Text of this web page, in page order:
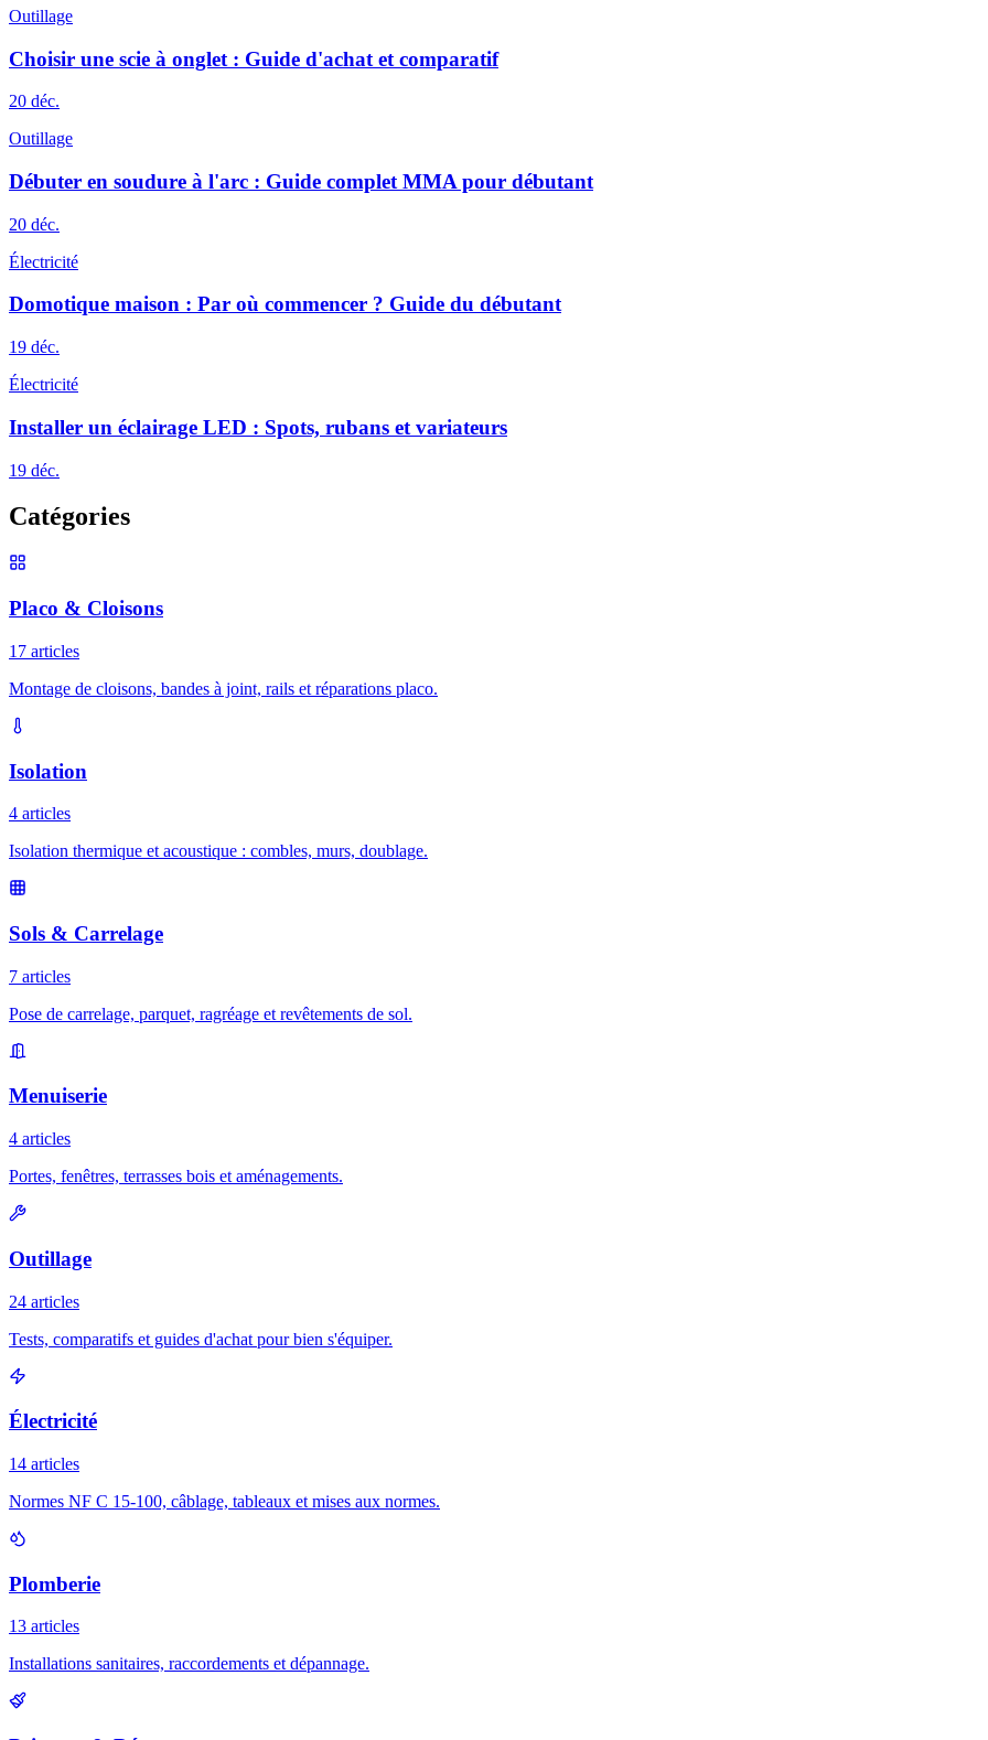
Outillage
Choisir une scie à onglet : Guide d'achat et comparatif
20 déc.
Outillage
Débuter en soudure à l'arc : Guide complet MMA pour débutant
20 déc.
Électricité
Domotique maison : Par où commencer ? Guide du débutant
19 déc.
Électricité
Installer un éclairage LED : Spots, rubans et variateurs
19 déc.
Catégories
Placo & Cloisons
17 articles
Montage de cloisons, bandes à joint, rails et réparations placo.
Isolation
4 articles
Isolation thermique et acoustique : combles, murs, doublage.
Sols & Carrelage
7 articles
Pose de carrelage, parquet, ragréage et revêtements de sol.
Menuiserie
4 articles
Portes, fenêtres, terrasses bois et aménagements.
Outillage
24 articles
Tests, comparatifs et guides d'achat pour bien s'équiper.
Électricité
14 articles
Normes NF C 15-100, câblage, tableaux et mises aux normes.
Plomberie
13 articles
Installations sanitaires, raccordements et dépannage.